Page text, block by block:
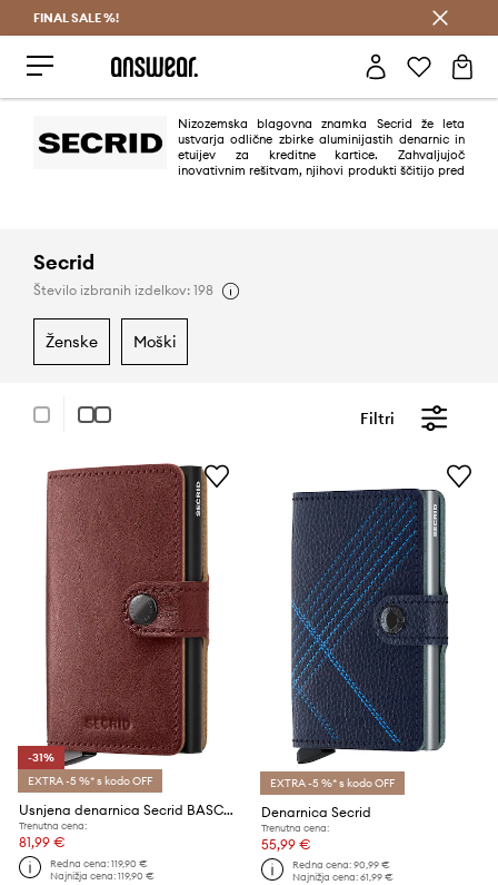
FINAL SALE %!
Nizozemska blagovna znamka Secrid že leta
ustvarja odlične zbirke aluminijastih denarnic in
etuijev za kreditne kartice. Zahvaljujoč
inovativnim rešitvam, njihovi produkti ščitijo pred
Secrid
Število izbranih izdelkov: 198
ženske moški
Filtri
-31%
EXTRA -5 %* s kodo OFF
Usnjena denarnica Secrid BASCO
Trenutna cena:
81,99 €
Redna cena:119,90 €
Najnižja cena:119,90 €
EXTRA -5 %* s kodo OFF
Denarnica Secrid
Trenutna cena:
55,99 €
Redna cena:90,99 €
Najnižja cena:61,99 €